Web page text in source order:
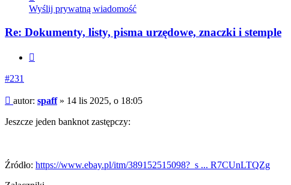
się
z
spaff
Wyślij prywatną wiadomość
Re: Dokumenty, listy, pisma urzędowe, znaczki i stemple
#231
Post
autor: spaff» 14 lis 2025, o 18:05
Jeszcze jeden banknot zastępczy:
Źródło: https://www.ebay.pl/itm/389152515098?_s ... R7CUnLTQZg